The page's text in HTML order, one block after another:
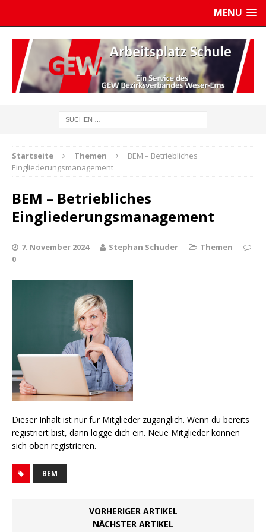
MENU
Startseite Themen
BEM – Betriebliches
Eingliederungsmanagement
BEM – Betriebliches
Eingliederungsmanagement
7. November 2024 Stephan Schuder
Themen
0
Dieser Inhalt ist nur für Mitglieder zugänglich. Wenn du bereits
registriert bist, dann logge dich ein. Neue Mitglieder können
sich oben registrieren.
BEM
VORHERIGER ARTIKEL
NÄCHSTER ARTIKEL